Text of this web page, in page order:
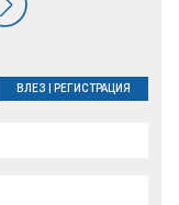
ВЛЕЗ РЕГИСТРАЦИЯ